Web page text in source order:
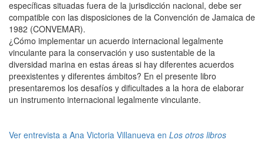
específicas situadas fuera de la jurisdicción nacional, debe ser
compatible con las disposiciones de la Convención de Jamaica de
1982 (CONVEMAR).
¿Cómo implementar un acuerdo internacional legalmente
vinculante para la conservación y uso sustentable de la
diversidad marina en estas áreas si hay diferentes acuerdos
preexistentes y diferentes ámbitos? En el presente libro
presentaremos los desafíos y dificultades a la hora de elaborar
un instrumento internacional legalmente vinculante.
Ver entrevista a Ana Victoria Villanueva en Los otros libros